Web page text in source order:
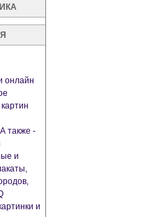
онлайн
также -
и
и